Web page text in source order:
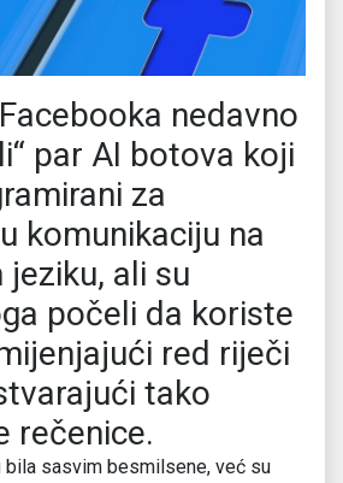
nedavno
par AI botova koji
za
komunikaciju na
ali su
počeli da koriste
red riječi
tako
rečenice.
bila sasvim besmilsene, već su